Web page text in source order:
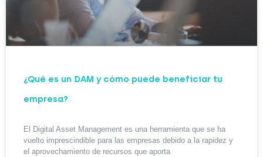
¿Qué es un DAM y cómo puede beneficiar tu
empresa?
El Digital Asset Management es una herramienta que se ha
vuelto imprescindible para las empresas debido a la rapidez y
el aprovechamiento de recursos que aporta